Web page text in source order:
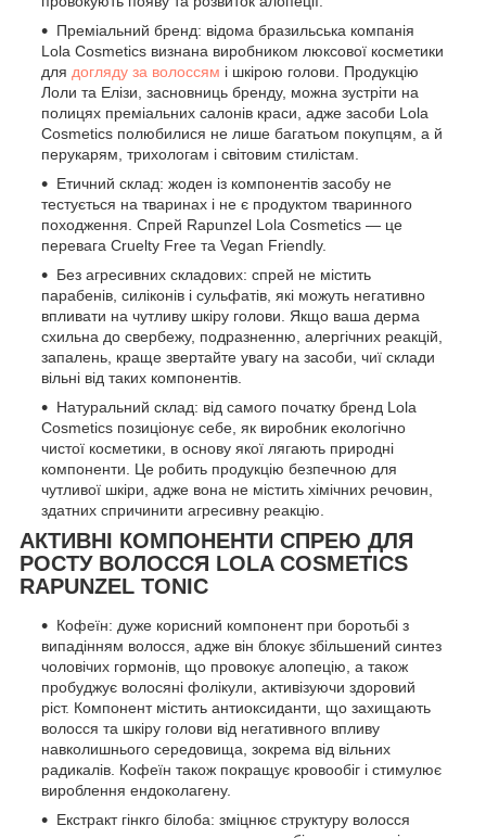
Преміальний бренд: відома бразильська компанія
Lola Cosmetics визнана виробником люксової косметики
для догляду за волоссям і шкірою голови. Продукцію
Лоли та Елізи, засновниць бренду, можна зустріти на
полицях преміальних салонів краси, адже засоби Lola
Cosmetics полюбилися не лише багатьом покупцям, а й
перукарям, трихологам і світовим стилістам.
Етичний склад: жоден із компонентів засобу не
тестується на тваринах і не є продуктом тваринного
походження. Спрей Rapunzel Lola Cosmetics — це
перевага Cruelty Free та Vegan Friendly.
Без агресивних складових: спрей не містить
парабенів, силіконів і сульфатів, які можуть негативно
впливати на чутливу шкіру голови. Якщо ваша дерма
схильна до свербежу, подразненню, алергічних реакцій,
запалень, краще звертайте увагу на засоби, чиї склади
вільні від таких компонентів.
Натуральний склад: від самого початку бренд Lola
Cosmetics позиціонує себе, як виробник екологічно
чистої косметики, в основу якої лягають природні
компоненти. Це робить продукцію безпечною для
чутливої шкіри, адже вона не містить хімічних речовин,
здатних спричинити агресивну реакцію.
АКТИВНІ КОМПОНЕНТИ СПРЕЮ ДЛЯ
РОСТУ ВОЛОССЯ LOLA COSMETICS
RAPUNZEL TONIC
Кофеїн: дуже корисний компонент при боротьбі з
випадінням волосся, адже він блокує збільшений синтез
чоловічих гормонів, що провокує алопецію, а також
пробуджує волосяні фолікули, активізуючи здоровий
ріст. Компонент містить антиоксиданти, що захищають
волосся та шкіру голови від негативного впливу
навколишнього середовища, зокрема від вільних
радикалів. Кофеїн також покращує кровообіг і стимулює
вироблення ендоколагену.
Екстракт гінкго білоба: зміцнює структуру волосся